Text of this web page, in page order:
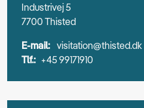
Industrivej 5
7700 Thisted
E-mail: visitation@thisted.dk
Tlf.: +45 99171910